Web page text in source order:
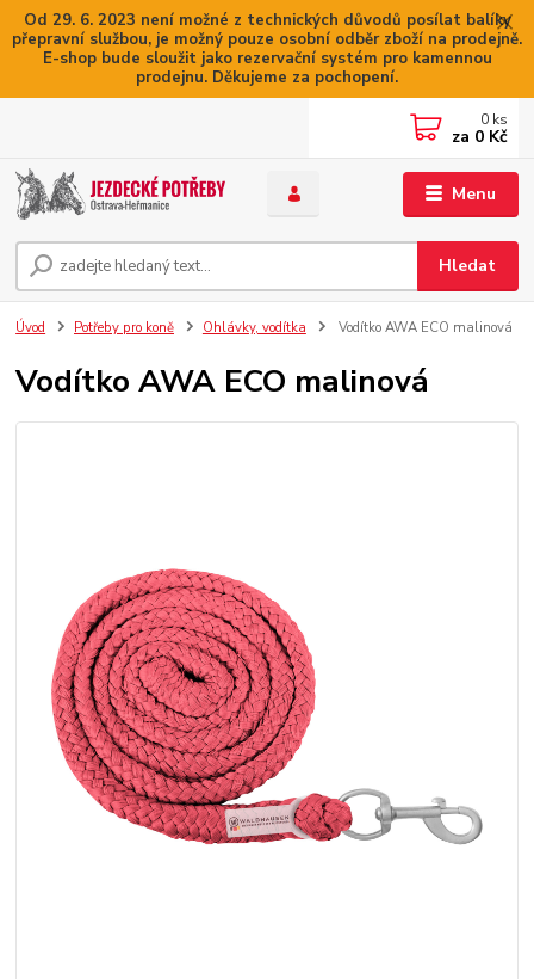
Od 29. 6. 2023 není možné z technických důvodů posílat balíky
přepravní službou, je možný pouze osobní odběr zboží na prodejně.
E-shop bude sloužit jako rezervační systém pro kamennou
prodejnu. Děkujeme za pochopení.
Menu
Hledat
0 ks
za 0 Kč
Úvod Potřeby pro koně Ohlávky, vodítka Vodítko AWA ECO malinová
Vodítko AWA ECO malinová